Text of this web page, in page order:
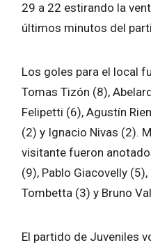
29 a 22 estirando la
últimos minutos del
Los goles para el local
Tomas Tizón (8),
Felipetti (6), Agustín
(2) y Ignacio Nivas (2).
visitante fueron
(9), Pablo Giacovelly
Tombetta (3) y Bruno
El partido de Juveniles